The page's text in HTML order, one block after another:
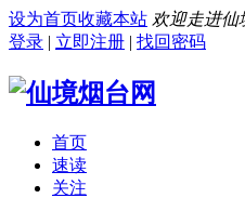
设为首页收藏本站 欢迎走进仙
登录 | 立即注册 | 找回密码
首页
速读
关注